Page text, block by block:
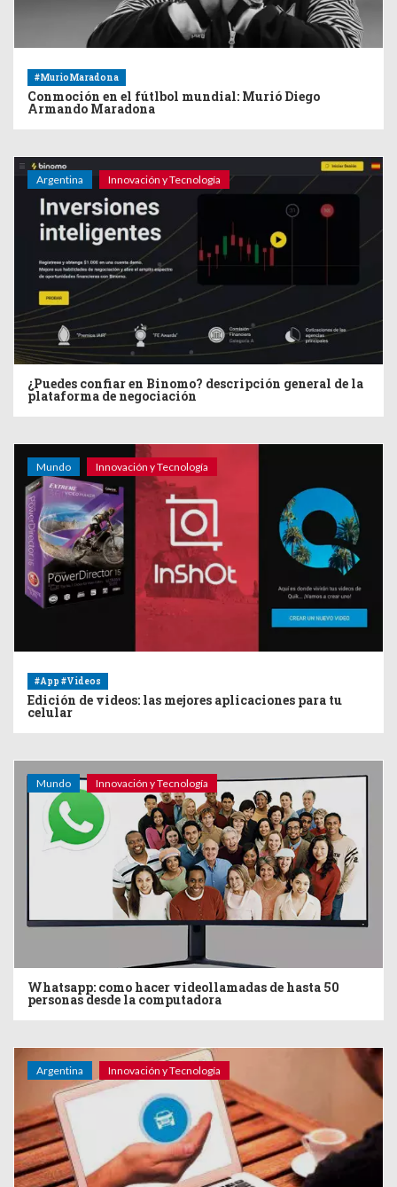
#MurioMaradona
Conmoción en el fútlbol mundial: Murió Diego
Armando Maradona
Argentina Innovación y Tecnología
¿Puedes confiar en Binomo? descripción general de la
plataforma de negociación
Mundo Innovación y Tecnología
#App #Videos
Edición de videos: las mejores aplicaciones para tu
celular
Mundo Innovación y Tecnología
Whatsapp: como hacer videollamadas de hasta 50
personas desde la computadora
Argentina Innovación y Tecnología